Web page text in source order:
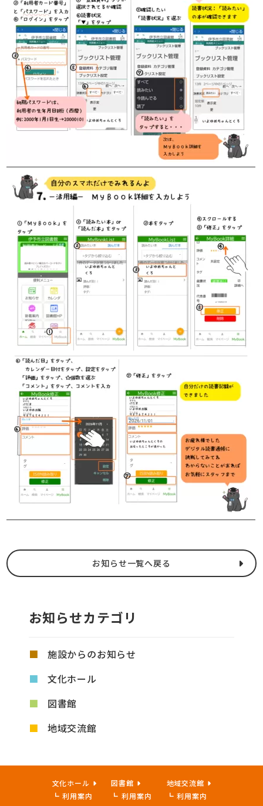
お知らせ一覧へ戻る
お知らせカテゴリ
施設からのお知らせ
文化ホール
図書館
地域交流館
文化ホール
利用案内
図書館
利用案内
地域交流館
利用案内